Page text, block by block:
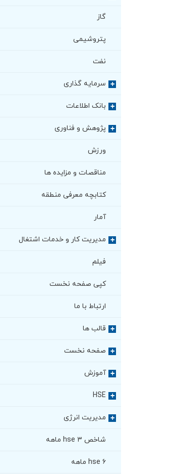
گاز
پتروشیمی
نفت
+ سرمایه گذاری
+ بانک اطلاعات
+ پژوهش و فناوری
ورزش
مناقصات و مزایده ها
کتابچه معرفی منطقه
آمار
+ مدیریت کار و خدمات اشتغال
فیلم
کپی صفحه نخست
ارتباط با ما
+ قالب ها
+ صفحه نخست
+ آموزش
+
HSE
+ مدیریت انرژی
شاخص hse ۳ ماهه
hse ۶ ماهه